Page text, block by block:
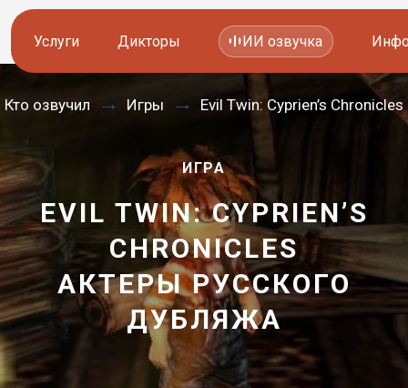
Услуги
Работа с аудио
Работа с текстом
Локализация и перевод
Другие услуги
8 800 200-45-51
Заказать звонок
Дикторы
Русские дикторы
Актеры озвучки
Контакты дикторов
ИИ голоса
8 800 200-45-51
Заказать звонок
ИИ озвучка
Кто озвучил Игры Evil Twin: Cyprien’s Chronicles
ИГРА
EVIL TWIN: CYPRIEN’S
CHRONICLES
—
АКТЕРЫ РУССКОГО
ДУБЛЯЖА